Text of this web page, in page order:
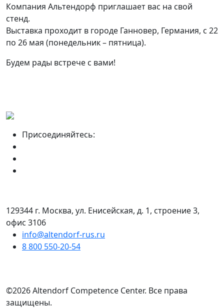
Компания Альтендорф приглашает вас на свой
стенд.
Выставка проходит в городе Ганновер, Германия, с 22
по 26 мая (понедельник – пятница).
Будем рады встрече с вами!
Присоединяйтесь:
129344 г. Москва, ул. Енисейская, д. 1, строение 3,
офис 3106
info@altendorf-rus.ru
8 800 550-20-54
©2026 Altendorf Сompetence Сenter. Все права
защищены.